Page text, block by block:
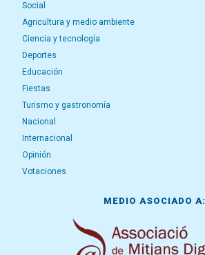
Social
Agricultura y medio ambiente
Ciencia y tecnología
Deportes
Educación
Fiestas
Turismo y gastronomía
Nacional
Internacional
Opinión
Votaciones
MEDIO ASOCIADO A: